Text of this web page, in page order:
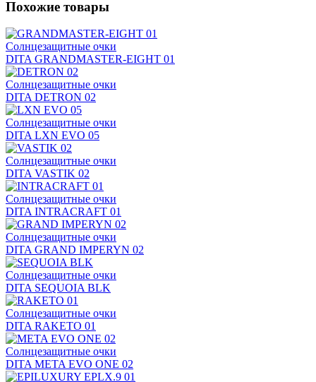
Похожие товары
Солнцезащитные очки
DITA GRANDMASTER-EIGHT 01
Солнцезащитные очки
DITA DETRON 02
Солнцезащитные очки
DITA LXN EVO 05
Солнцезащитные очки
DITA VASTIK 02
Солнцезащитные очки
DITA INTRACRAFT 01
Солнцезащитные очки
DITA GRAND IMPERYN 02
Солнцезащитные очки
DITA SEQUOIA BLK
Солнцезащитные очки
DITA RAKETO 01
Солнцезащитные очки
DITA META EVO ONE 02